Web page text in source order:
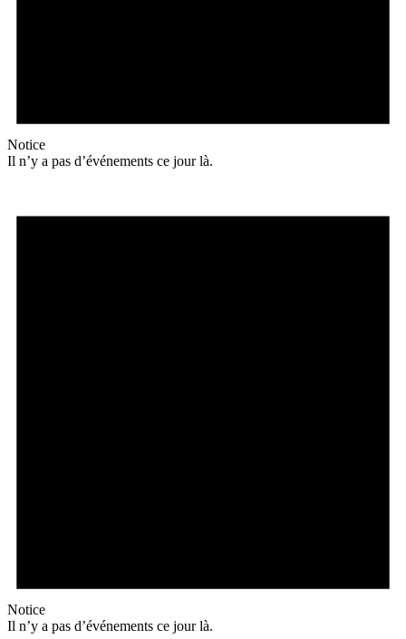
Notice
Il n’y a pas d’événements ce jour là.
Notice
Il n’y a pas d’événements ce jour là.